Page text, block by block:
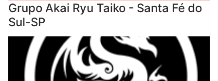
Grupo Akai Ryu Taiko - Santa Fé do
Sul-SP